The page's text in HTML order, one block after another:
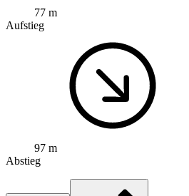
77 m
Aufstieg
97 m
Abstieg